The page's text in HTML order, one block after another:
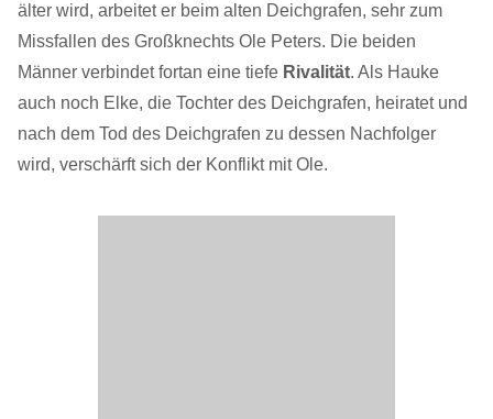
älter wird, arbeitet er beim alten Deichgrafen, sehr zum
Missfallen des Großknechts Ole Peters. Die beiden
Männer verbindet fortan eine tiefe Rivalität. Als Hauke
auch noch Elke, die Tochter des Deichgrafen, heiratet und
nach dem Tod des Deichgrafen zu dessen Nachfolger
wird, verschärft sich der Konflikt mit Ole.